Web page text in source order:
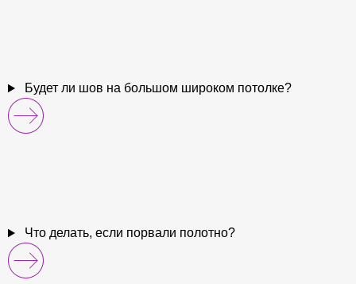
Будет ли шов на большом широком потолке?
Что делать, если порвали полотно?